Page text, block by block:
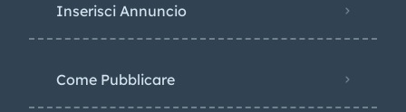
Inserisci Annuncio
Come Pubblicare